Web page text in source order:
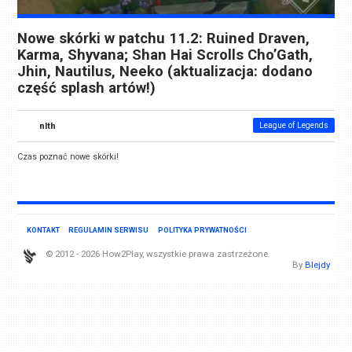
Nowe skórki w patchu 11.2: Ruined Draven,
Karma, Shyvana; Shan Hai Scrolls Cho’Gath,
Jhin, Nautilus, Neeko (aktualizacja: dodano
część splash artów!)
nlth League of Legends
Czas poznać nowe skórki!
KONTAKT REGULAMIN SERWISU POLITYKA PRYWATNOŚCI
© 2012 - 2026 How2Play, wszystkie prawa zastrzeżone.
By Blejdy